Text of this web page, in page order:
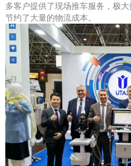
多客户提供了现场推车服务，极
节约了大量的物流成本。